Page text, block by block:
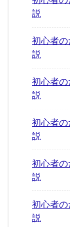
説
初心者
説
初心者
説
初心者
説
初心者
説
初心者
説